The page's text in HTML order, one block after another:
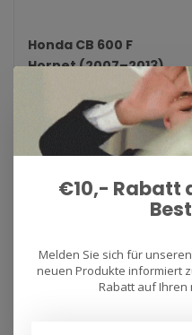
Honda CB 600 F
Hornet (2007–2013)
Auspuff für Arrow Honda CB
600 F Hornet (2007–2013) X-
Kone Slip-On. Typ: X-Ko..
SALE -12%
€10,- Rabatt
Melden Sie sich für
neuen Produkte informiert
Rabatt auf Ihren